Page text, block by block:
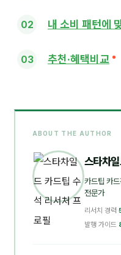
내 소비 패턴에
추천·혜택비교
ABOUT THE AUTHOR
스타차
카드팁 카
전문가
리서치 경력
발행 가이드